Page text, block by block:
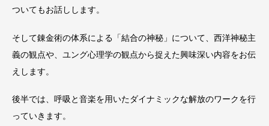
ついてもお話しします。
そして錬金術の体系による「結合の神秘」について、西洋神秘主
義の観点や、ユング心理学の観点から捉えた興味深い内容をお伝
えします。
後半では、呼吸と音楽を用いたダイナミックな解放のワークを行
っていきます。